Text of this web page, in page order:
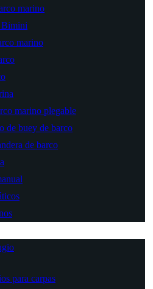
marino
Bimini
marino
marino plegable
de buey de barco
de barco
para carpas